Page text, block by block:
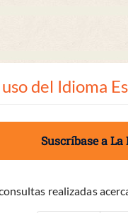
del Idioma
Suscríbase a
realizadas